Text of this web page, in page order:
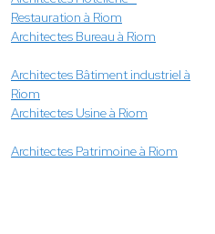
Restauration à Riom
Architectes Bureau à Riom
Architectes Bâtiment industriel à
Riom
Architectes Usine à Riom
Architectes Patrimoine à Riom